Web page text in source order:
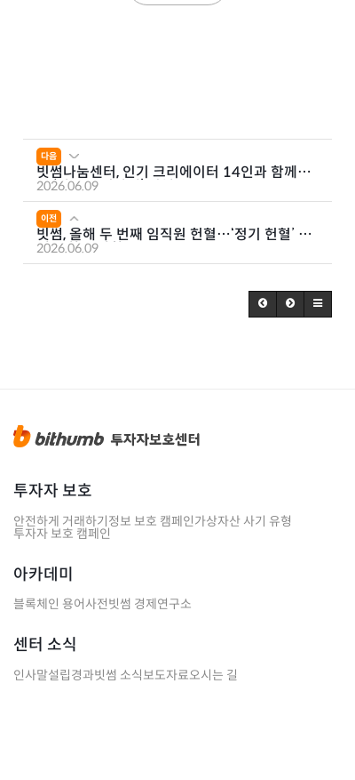
다음
빗썸나눔센터, 인기 크리에이터 14인과 함께하
는 ‘나눔 플리마켓’ 진행
2026.06.09
이전
빗썸, 올해 두 번째 임직원 헌혈…‘정기 헌혈’ 사
내 문화로 안착
2026.06.09
투자자 보호
안전하게 거래하기정보 보호 캠페인가상자산 사기 유형
투자자 보호 캠페인
아카데미
블록체인 용어사전빗썸 경제연구소
센터 소식
인사말설립경과빗썸 소식보도자료오시는 길